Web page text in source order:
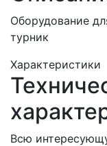
Оборудование
турник
Характеристики
Всю